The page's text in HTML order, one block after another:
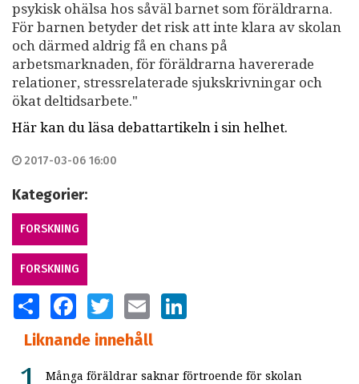
psykisk ohälsa hos såväl barnet som föräldrarna.
För barnen betyder det risk att inte klara av skolan
och därmed aldrig få en chans på
arbetsmarknaden, för föräldrarna havererade
relationer, stressrelaterade sjukskrivningar och
ökat deltidsarbete."
Här kan du läsa debattartikeln i sin helhet.
2017-03-06 16:00
Kategorier:
FORSKNING
FORSKNING
SHARE FACEBOOKTWITTER EMAIL
Liknande innehåll
Många föräldrar saknar förtroende för skolan